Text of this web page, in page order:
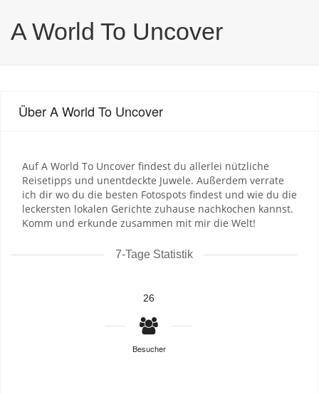
A World To Uncover
Über A World To Uncover
Auf A World To Uncover findest du allerlei nützliche
Reisetipps und unentdeckte Juwele. Außerdem verrate
ich dir wo du die besten Fotospots findest und wie du die
leckersten lokalen Gerichte zuhause nachkochen kannst.
Komm und erkunde zusammen mit mir die Welt!
7-Tage Statistik
26
Besucher